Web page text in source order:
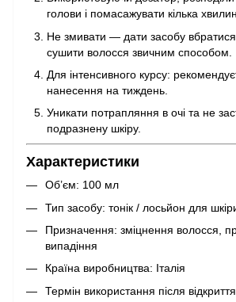
голови і помасажувати кілька хвилин.
Не змивати — дати засобу
сушити волосся звичним способом.
Для інтенсивного курсу:
нанесення на тиждень.
Уникати потрапляння в очі та не
подразнену шкіру.
Характеристики
Об’єм: 100 мл
Тип засобу: тонік / лосьйон для
Призначення: зміцнення волосся,
випадіння
Країна виробництва: Італія
Термін використання після